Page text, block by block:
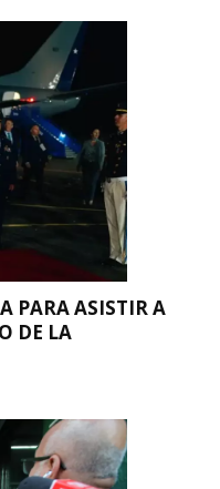
PARA ASISTIR A
DE LA